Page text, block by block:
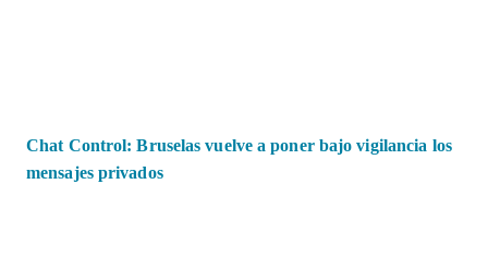
Chat Control: Bruselas vuelve a poner bajo vigilancia los
mensajes privados